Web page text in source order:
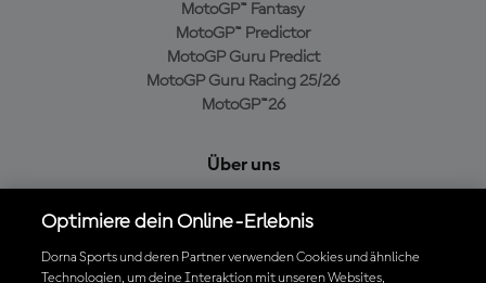
MotoGP™ Fantasy
MotoGP™ Predictor
MotoGP Guru Predict
MotoGP Guru Racing 25/26
MotoGP™26
Über uns
Cookie-Richtlinien
Geschäftsbedingungen
Optimiere dein Online-Erlebnis
Dorna Sports und deren Partner verwenden Cookies und ähnliche
Technologien, um deine Interaktion mit unseren Websites,